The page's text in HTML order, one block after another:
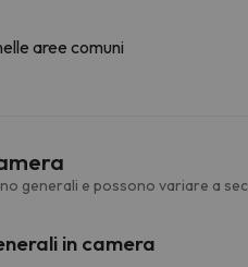
aree comuni
generali e possono variare a
in camera